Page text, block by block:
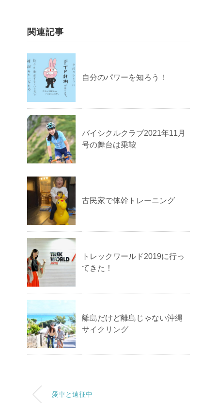
関連記事
自分のパワーを知ろう！
バイシクルクラブ2021年11月
号の舞台は乗鞍
古民家で体幹トレーニング
トレックワールド2019に行っ
てきた！
離島だけど離島じゃない沖縄
サイクリング
愛車と遠征中